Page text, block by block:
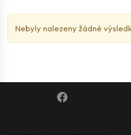
Nebyly nalezeny žádné